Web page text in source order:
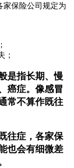
家保险公司规定为
；
是指长期、慢
癌症。像感冒
常不算作既往
往症，各家保
也会有细微差